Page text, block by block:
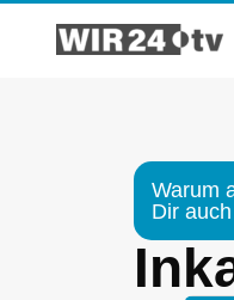
springen
Warum
Dir